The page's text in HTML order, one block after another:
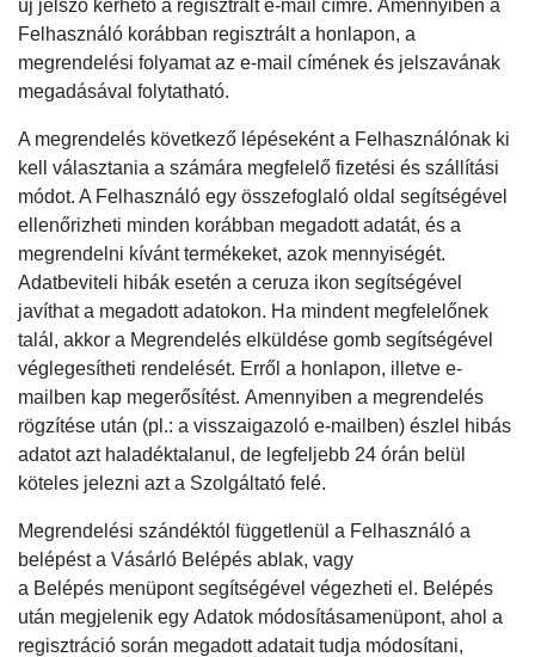
új jelszó kérhető a regisztrált e-mail címre. Amennyiben a
Felhasználó korábban regisztrált a honlapon, a
megrendelési folyamat az e-mail címének és jelszavának
megadásával folytatható.
A megrendelés következő lépéseként a Felhasználónak ki
kell választania a számára megfelelő fizetési és szállítási
módot. A Felhasználó egy összefoglaló oldal segítségével
ellenőrizheti minden korábban megadott adatát, és a
megrendelni kívánt termékeket, azok mennyiségét.
Adatbeviteli hibák esetén a ceruza ikon segítségével
javíthat a megadott adatokon. Ha mindent megfelelőnek
talál, akkor a Megrendelés elküldése gomb segítségével
véglegesítheti rendelését. Erről a honlapon, illetve e-
mailben kap megerősítést. Amennyiben a megrendelés
rögzítése után (pl.: a visszaigazoló e-mailben) észlel hibás
adatot azt haladéktalanul, de legfeljebb 24 órán belül
köteles jelezni azt a Szolgáltató felé.
Megrendelési szándéktól függetlenül a Felhasználó a
belépést a Vásárló Belépés ablak, vagy
a Belépés menüpont segítségével végezheti el. Belépés
után megjelenik egy Adatok módosításamenüpont, ahol a
regisztráció során megadott adatait tudja módosítani,